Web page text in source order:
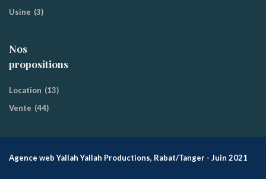
Usine (3)
Nos
propositions
Location (13)
Vente (44)
Agence web Yallah Yallah Productions, Rabat/Tanger - Juin 2021